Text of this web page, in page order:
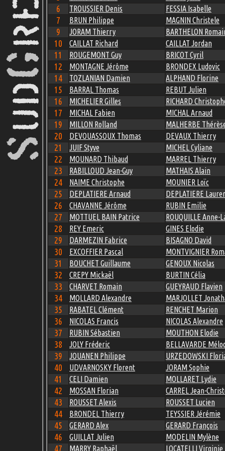
6 TROUSSIER Denis FESSIA Isabelle
7 BRUN Philippe MAGNIN Christele
9 JORAM Thierry BARTHELON
10 CAILLAT Richard CAILLAT Jordan
11 ROUGEMONT Guy BRICOT Cyril
12 MONTAGNE Jérôme BRONDEX Ludovic
14 TOZLANIAN Damien ALPHAND Florine
15 BARRAL Thomas REBUT Julien
16 MICHELIER Gilles RICHARD
17 MICHAL Fabien MICHAL Arnaud
19 MILLON Rolland MALHERBE
20 DEVOUASSOUX Thomas DEVAUX Thierry
21 JUIF Styve MICHEL Cyliane
22 MOUNARD Thibaud MARREL Thierry
23 RABILLOUD Jean-Guy MATHAIS Alain
24 NAIME Christophe MOUNIER Loïc
25 DEPLATIERE Arnaud DEPLATIERE
26 CHAVANNE Jérôme RUBIN Emilie
27 MOTTUEL BAIN Patrice ROUQUILLE Anne-
28 REY Emeric GINES Elodie
29 DARMEZIN Fabrice BISAGNO David
30 EXCOFFIER Pascal MONTVIGNIER
31 BOUCHET Guillaume GENOUX Nicolas
32 CREPY Mickaël BURTIN Célia
33 CHARVET Romain GUEYRAUD Flavien
34 MOLLARD Alexandre MARJOLLET
35 RABATEL Clément RENCHET Marion
36 NICOLAS Francis NICOLAS Alexandre
37 RUBIN Sébastien MOUTHON Elodie
38 JOLY Fréderic BELLAVARDE
39 JOUANEN Philippe URZEDOWSKI
40 UDVARNOSKY Florent JORAM Sophie
41 CELI Damien MOLLARET Lydie
42 MOSSAN Florian CARREL Jean-
43 ROUSSET Alexis ROUSSET Lucien
44 BRONDEL Thierry TEYSSIER Jérémie
45 GERARD Alex GERARD François
46 GUILLAT Julien MODELIN Mylène
47 MARRY Raphaël LOCATELLI Virginie